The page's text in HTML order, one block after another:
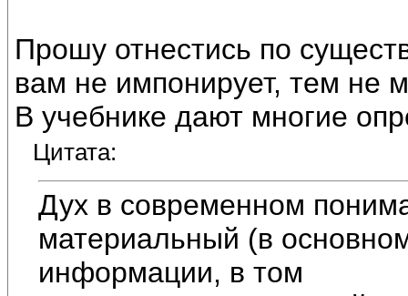
Прошу отнестись по
вам не импонирует, тем не
В учебнике дают многие
Цитата:
Дух в современном
материальный (в
информации, в том